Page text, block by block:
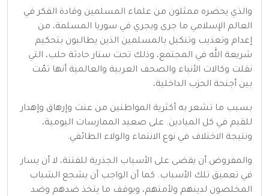
والذي يحضره ممثلون من علماء المسلمين وقادة الفكر في
العالم الإسلامي ما جرى ويجري في سوريا المسلمة، من
إعدام وتعذيب وتنكيل بالمسلمين الذين يطالبون بتحكيم
شريعة الله في المجتمع، وذلك تحت ستار حادثة حلب، التي
نقلت وكالات الأنباء والصحف العربية والعالمية أنها تمّت
بين أجنحة الحزب الداخلية،
بسبب ما تشعر به أكثرية المواطنين من عنت وإرهاق وإهدار
للقيم في كل الميادين. على صعيد الممارسات اليومية،
ونتيجة الاختلاف في نوع الانتماء والولاء الطائفي.
والمفروض أن يقضى على الأسباب الجذرية للفتنة، لا أن يسار
في تعميق تلك الأسباب. كما أن الواجب أن يشجع الشباب
المخلصون لدينهم ولأمتهم، ويوقف ما يتخذ ضدهم وضد